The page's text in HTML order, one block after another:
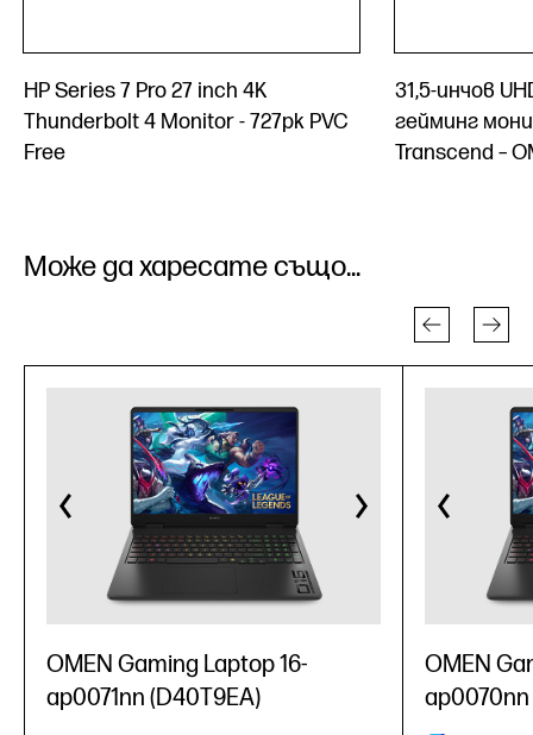
HP Series 7 Pro 27 inch 4K
Thunderbolt 4 Monitor - 727pk PVC
Free
31,5-инчов
гейминг
Transcend –
Може да харесате също...
OMEN Gaming Laptop 16-
ap0071nn (D40T9EA)
OMEN
ap0070nn